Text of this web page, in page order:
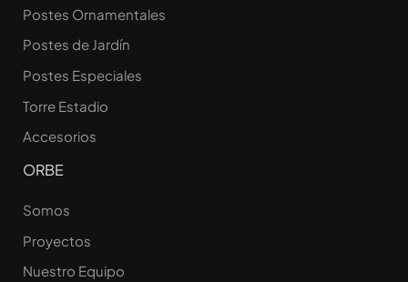
Postes Ornamentales
Postes de Jardín
Postes Especiales
Torre Estadio
Accesorios
ORBE
Somos
Proyectos
Nuestro Equipo